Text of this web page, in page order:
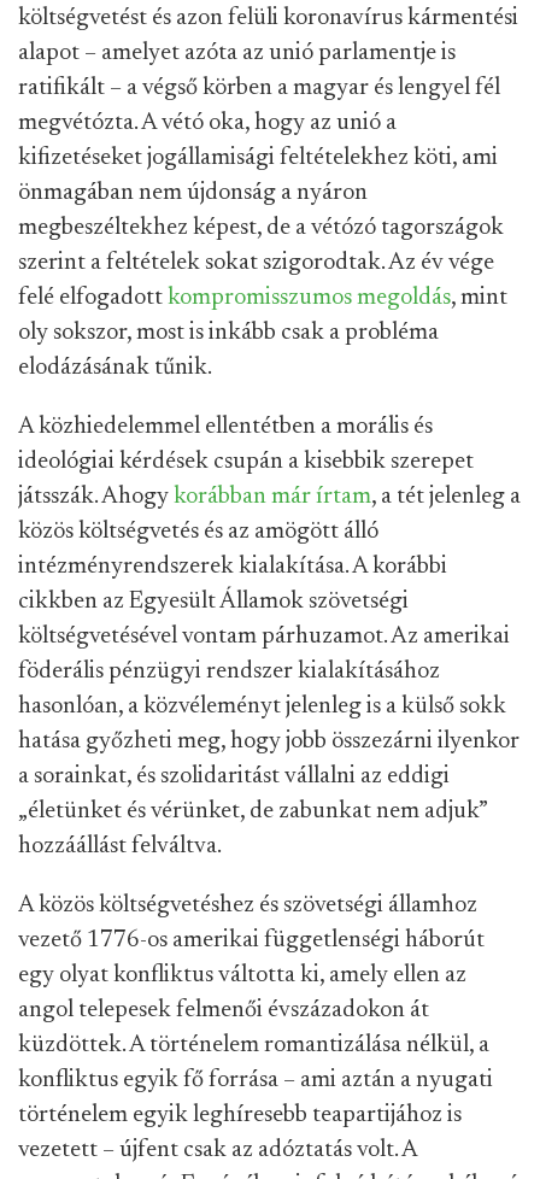
költségvetést és azon felüli koronavírus kármentési
alapot – amelyet azóta az unió parlamentje is
ratifikált – a végső körben a magyar és lengyel fél
megvétózta. A vétó oka, hogy az unió a
kifizetéseket jogállamisági feltételekhez köti, ami
önmagában nem újdonság a nyáron
megbeszéltekhez képest, de a vétózó tagországok
szerint a feltételek sokat szigorodtak. Az év vége
felé elfogadott kompromisszumos megoldás, mint
oly sokszor, most is inkább csak a probléma
elodázásának tűnik.
A közhiedelemmel ellentétben a morális és
ideológiai kérdések csupán a kisebbik szerepet
játsszák. Ahogy korábban már írtam, a tét jelenleg a
közös költségvetés és az amögött álló
intézményrendszerek kialakítása. A korábbi
cikkben az Egyesült Államok szövetségi
költségvetésével vontam párhuzamot. Az amerikai
föderális pénzügyi rendszer kialakításához
hasonlóan, a közvéleményt jelenleg is a külső sokk
hatása győzheti meg, hogy jobb összezárni ilyenkor
a sorainkat, és szolidaritást vállalni az eddigi
„életünket és vérünket, de zabunkat nem adjuk”
hozzáállást felváltva.
A közös költségvetéshez és szövetségi államhoz
vezető 1776-os amerikai függetlenségi háborút
egy olyat konfliktus váltotta ki, amely ellen az
angol telepesek felmenői évszázadokon át
küzdöttek. A történelem romantizálása nélkül, a
konfliktus egyik fő forrása – ami aztán a nyugati
történelem egyik leghíresebb teapartijához is
vezetett – újfent csak az adóztatás volt. A